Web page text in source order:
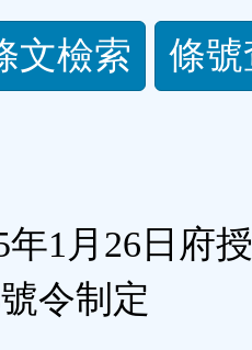
文檢索
條
年1月26日府
令制定